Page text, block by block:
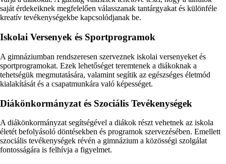
saját érdekeiknek megfelelően válasszanak tantárgyakat és különféle
kreatív tevékenységekbe kapcsolódjanak be.
Iskolai Versenyek és Sportprogramok
A gimnáziumban rendszeresen szerveznek iskolai versenyeket és
sportprogramokat. Ezek lehetőséget teremtenek a diákoknak a
tehetségük megmutatására, valamint segítik az egészséges életmód
kialakítását és a csapatmunkára való képességet.
Diákönkormányzat és Szociális Tevékenységek
A diákönkormányzat segítségével a diákok részt vehetnek az iskola
életét befolyásoló döntésekben és programok szervezésében. Emellett
szociális tevékenységek révén a gimnázium a közösségi szolgálat
fontosságára is felhívja a figyelmet.